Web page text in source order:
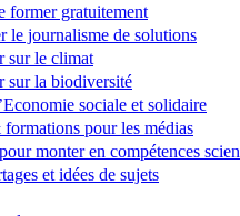
former gratuitement
le journalisme de solutions
sur le climat
la biodiversité
sociale et solidaire
pour les médias
monter en compétences
et idées de sujets